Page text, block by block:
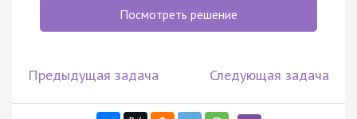
Посмотреть решение
Предыдущая задача Следующая задача